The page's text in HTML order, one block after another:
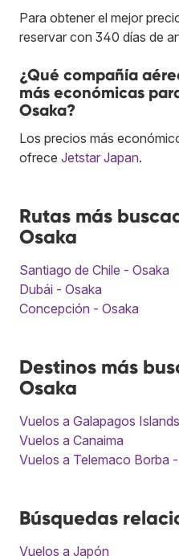
Para obtener el mejor
reservar con 340 días de
¿Qué compañía
más económicas
Osaka?
Los precios más
ofrece Jetstar Japan.
Rutas más
Osaka
Santiago de Chile - Osaka
Dubái - Osaka
Concepción - Osaka
Destinos más
Osaka
Vuelos a Galapagos Islands
Vuelos a Canaima
Vuelos a Telemaco Borba
Búsquedas
Vuelos a Japón